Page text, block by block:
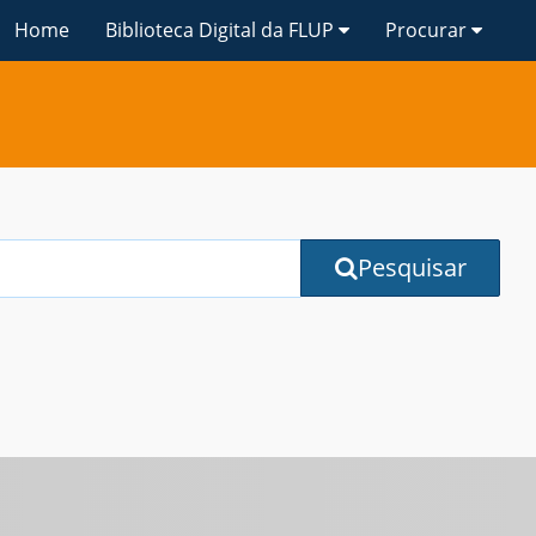
Home Biblioteca Digital da FLUP Procurar
Pesquisar